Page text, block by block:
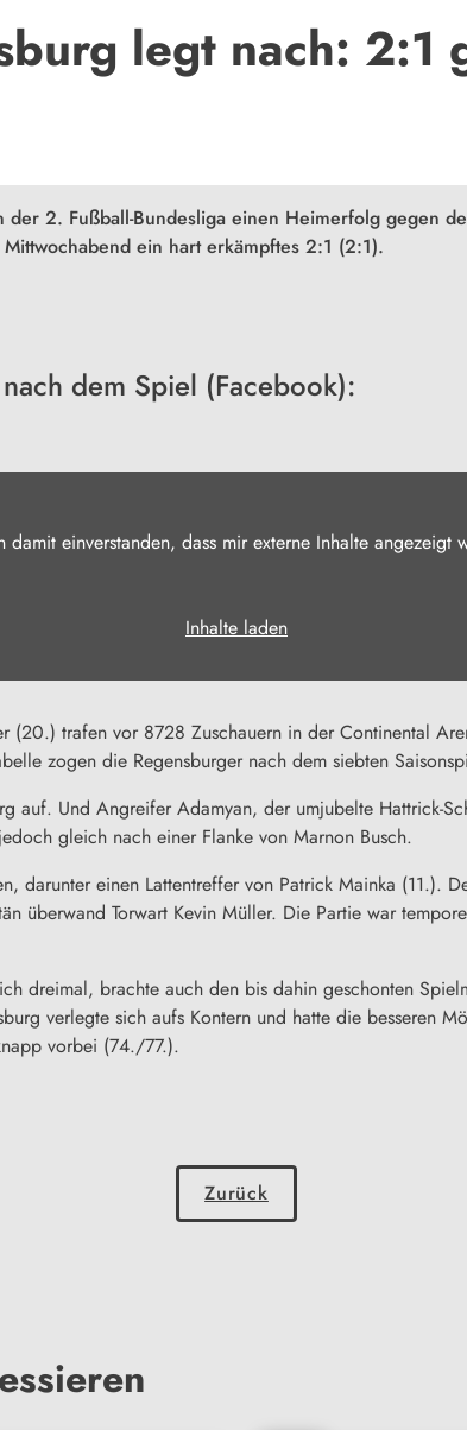
legt nach: 2:1
der 2. Fußball-Bundesliga einen Heimerfolg gegen
ein hart erkämpftes 2:1 (2:1).
dem Spiel (Facebook):
damit einverstanden, dass mir externe Inhalte angezeigt
Inhalte laden
trafen vor 8728 Zuschauern in der Continental
zogen die Regensburger nach dem siebten
auf. Und Angreifer Adamyan, der umjubelte Hattrick-
gleich nach einer Flanke von Marnon Busch.
darunter einen Lattentreffer von Patrick Mainka (11.).
überwand Torwart Kevin Müller. Die Partie war
dreimal, brachte auch den bis dahin geschonten
verlegte sich aufs Kontern und hatte die besseren
vorbei (74./77.).
Zurück